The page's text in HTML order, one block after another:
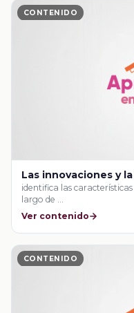
CONTENIDO
Las innovaciones y
identifica las
largo de …
Ver contenido
CONTENIDO